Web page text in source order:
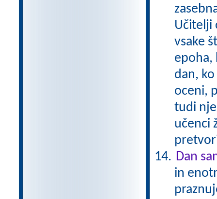
Učitelji
vsake
epoha,
dan,
oceni,
tudi
učenci
Dan
in